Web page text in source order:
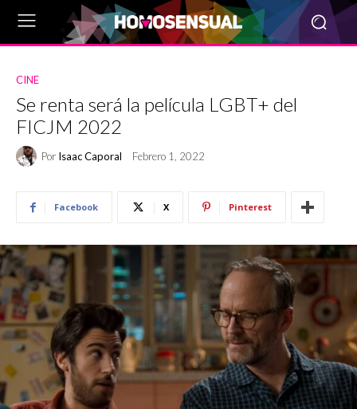
CINE
Se renta será la película LGBT+ del
FICJM 2022
Por Isaac Caporal Febrero 1, 2022
Facebook X Pinterest